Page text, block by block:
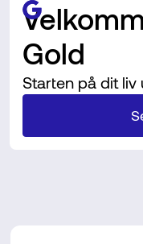
Gold
Starten på dit